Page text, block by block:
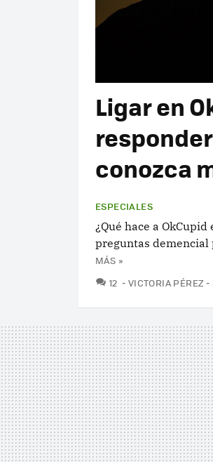
Ligar en
conozca
ESPECIALES
¿Qué hace a
preguntas demencial
MÁS »
12 COMENTARIOS
VICTORIA PÉREZ